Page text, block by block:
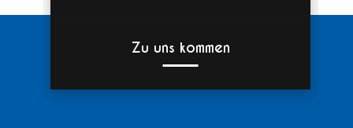
Zu uns kommen